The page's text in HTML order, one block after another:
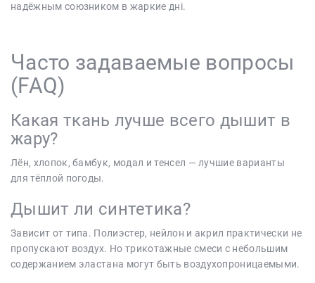
надёжным союзником в жаркие дні.
Часто задаваемые вопросы
(FAQ)
Какая ткань лучше всего дышит в
жару?
Лён, хлопок, бамбук, модал и тенсел — лучшие варианты
для тёплой погоды.
Дышит ли синтетика?
Зависит от типа. Полиэстер, нейлон и акрил практически не
пропускают воздух. Но трикотажные смеси с небольшим
содержанием эластана могут быть воздухопроницаемыми.